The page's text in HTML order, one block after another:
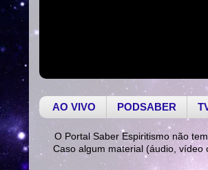
AO VIVO PODSABER
O Portal Saber Espiritismo não
Caso algum material (áudio, vídeo